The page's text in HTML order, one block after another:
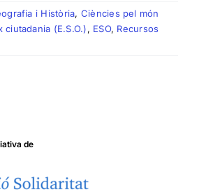
i Història, Ciències pel món
ciutadania (E.S.O.), ESO, Recursos
de